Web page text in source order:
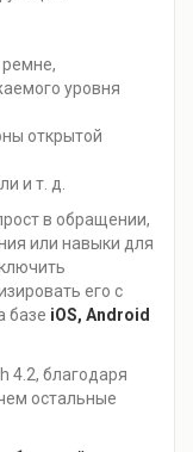
уровня
открытой
и т. д.
в обращении,
или навыки для
его с
базе iOS, Android
4.2, благодаря
остальные